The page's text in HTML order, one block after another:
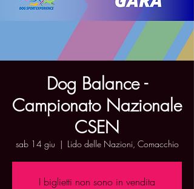
Dog Balance -
Campionato Nazionale
CSEN
sab 14 giu
  |
Lido delle Nazioni, Comacchio
I biglietti non sono in vendita